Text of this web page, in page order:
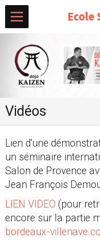
Ecole
Vidéos
Lien d'une
un séminaire
Salon de Provence
Jean François
LIEN VIDEO (pour
encore sur la partie
bordeaux-